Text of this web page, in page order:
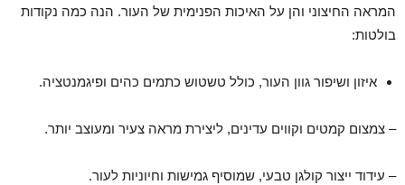
המראה החיצוני והן על האיכות הפנימית של העור. הנה כמה נקודות
בולטות:
איזון ושיפור גוון העור, כולל טשטוש כתמים כהים ופיגמנטציה.
– צמצום קמטים וקווים עדינים, ליצירת מראה צעיר ומעוצב יותר.
– עידוד ייצור קולגן טבעי, שמוסיף גמישות וחיוניות לעור.